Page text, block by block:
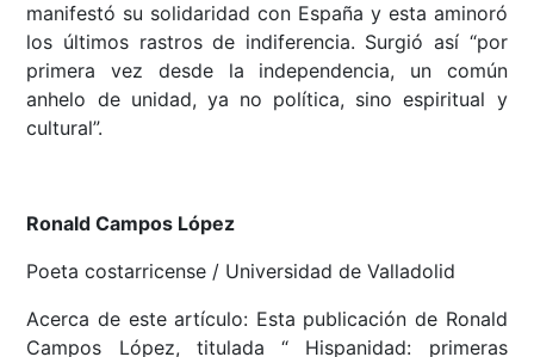
manifestó su solidaridad con España y esta aminoró
los últimos rastros de indiferencia. Surgió así “por
primera vez desde la independencia, un común
anhelo de unidad, ya no política, sino espiritual y
cultural”.
Ronald Campos López
Poeta costarricense / Universidad de Valladolid
Acerca de este artículo: Esta publicación de Ronald
Campos López, titulada “ Hispanidad: primeras